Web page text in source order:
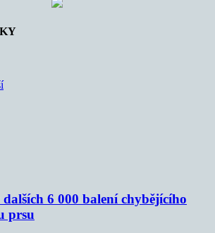
6 000 balení chybějícího
prsu